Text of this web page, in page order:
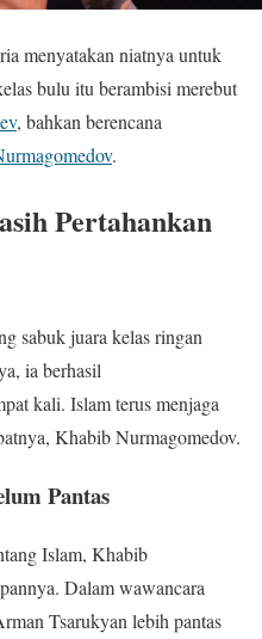
menyatakan niatnya untuk
bulu itu berambisi merebut
, bahkan berencana
.
Pertahankan
sabuk juara kelas ringan
ia berhasil
kali. Islam terus menjaga
Khabib Nurmagomedov.
Pantas
Islam, Khabib
Dalam wawancara
Tsarukyan lebih pantas